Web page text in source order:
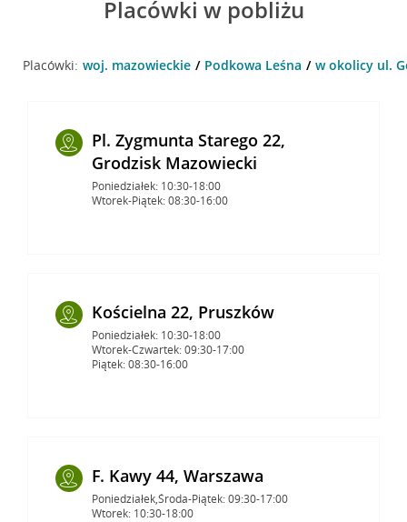
Placówki w pobliżu
Placówki: woj. mazowieckie Podkowa Leśna w okolicy ul.
Pl. Zygmunta Starego 22,
Grodzisk Mazowiecki
Poniedziałek: 10:30-18:00
Wtorek-Piątek: 08:30-16:00
Kościelna 22, Pruszków
Poniedziałek: 10:30-18:00
Wtorek-Czwartek: 09:30-17:00
Piątek: 08:30-16:00
F. Kawy 44, Warszawa
Poniedziałek,Środa-Piątek: 09:30-17:00
Wtorek: 10:30-18:00